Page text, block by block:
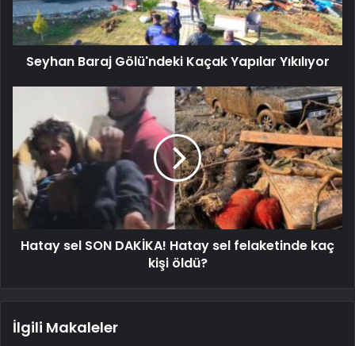
Seyhan Baraj Gölü'ndeki Kaçak Yapılar Yıkılıyor
Hatay sel SON DAKİKA! Hatay sel felaketinde kaç
kişi öldü?
İlgili Makaleler